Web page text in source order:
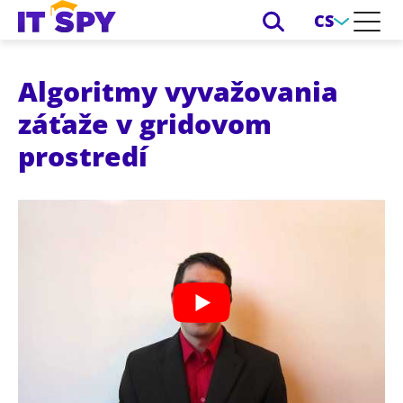
CS
Algoritmy vyvažovania
záťaže v gridovom
prostredí